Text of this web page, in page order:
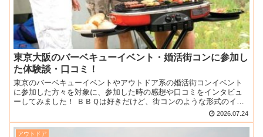
東京大阪のバーベキューイベント・婚活街コンに参加し
た体験談・口コミ！
東京のバーベキューイベントやアウトドア系の婚活街コンイベント
に参加した方々を対象に、参加した時の感想や口コミをインタビュ
ーしてみました！ ＢＢＱは好きだけど、街コンのような形式のイベ
ントのバーベキューって実際どうなの？という人向けに、気にな...
2026.07.24
アウトドア